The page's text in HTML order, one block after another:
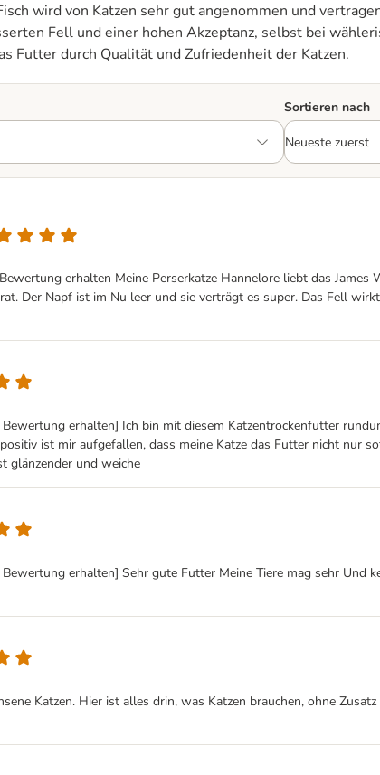
wird von Katzen sehr gut angenommen und
Fell und einer hohen Akzeptanz, selbst bei
Futter durch Qualität und Zufriedenheit der Katzen.
Sortieren nach
erhalten Meine Perserkatze Hannelore liebt das
Der Napf ist im Nu leer und sie verträgt es super. Das Fell
erhalten] Ich bin mit diesem Katzentrockenfutter
ist mir aufgefallen, dass meine Katze das Futter nicht nur
glänzender und weiche
erhalten] Sehr gute Futter Meine Tiere mag sehr
Katzen. Hier ist alles drin, was Katzen brauchen, ohne